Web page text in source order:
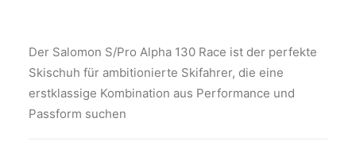
CHF 650.00CHF
Der Salomon S/Pro Alpha 130 Race ist der perfekte
Skischuh für ambitionierte Skifahrer, die eine
erstklassige Kombination aus Performance und
Passform suchen